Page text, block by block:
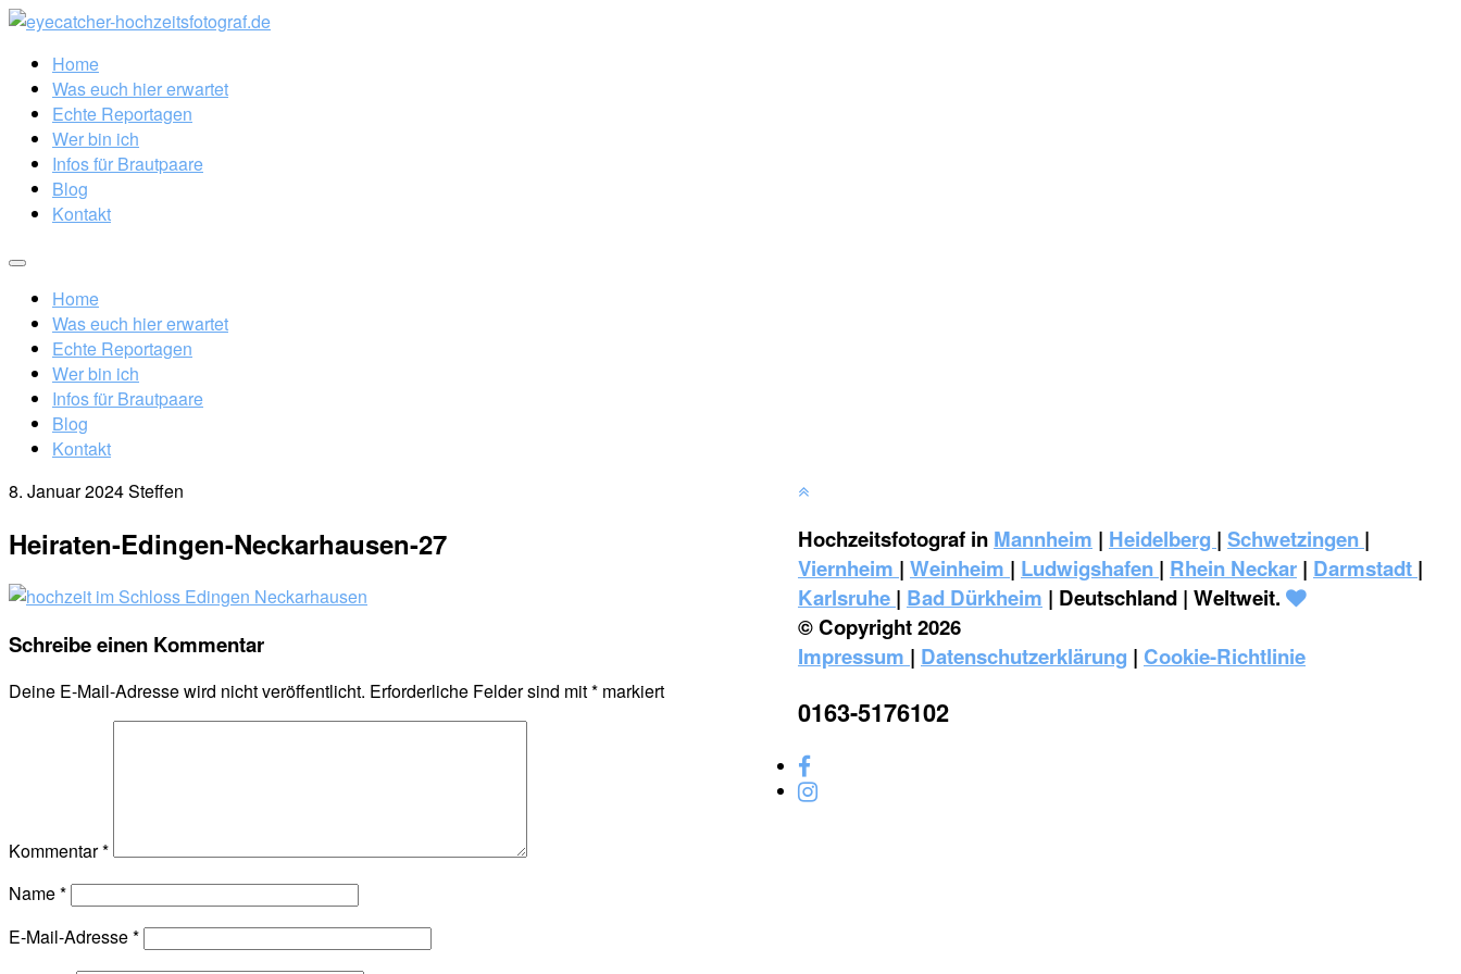
Home
Was euch hier erwartet
Echte Reportagen
Wer bin ich
Infos für Brautpaare
Blog
Kontakt
Home
Was euch hier erwartet
Echte Reportagen
Wer bin ich
Infos für Brautpaare
Blog
Kontakt
8. Januar 2024Steffen
Heiraten-Edingen-Neckarhausen-27
Schreibe einen Kommentar
Deine E-Mail-Adresse wird nicht veröffentlicht. Erforderliche Felder sind mit* markiert
Kommentar*
Name*
E-Mail-Adresse*
Hochzeitsfotograf in Mannheim | Heidelberg | Schwetzingen |
Viernheim | Weinheim | ‎Ludwigshafen | Rhein Neckar | Darmstadt |
Karlsruhe | Bad Dürkheim | Deutschland | Weltweit.
© Copyright 2026
Impressum | Datenschutzerklärung | Cookie-Richtlinie
0163-5176102